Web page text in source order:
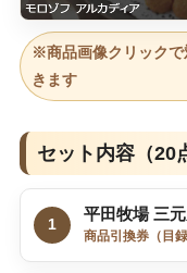
※商品画像クリックで
きます
セット内容（20
1
平田牧場 三
商品引換券（目